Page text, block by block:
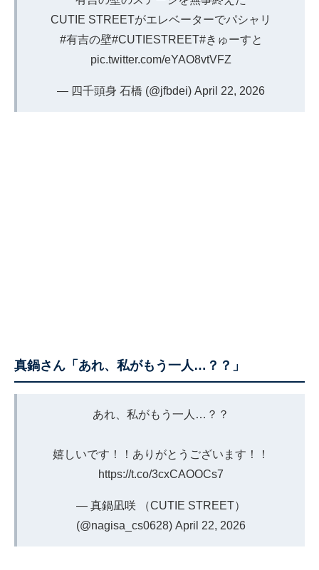
CUTIE STREETがエレベーターでパシャリ
#有吉の壁#CUTIESTREET#きゅーすと
pic.twitter.com/eYAO8vtVFZ
— 四千頭身 石橋 (@jfbdei) April 22, 2026
真鍋さん「あれ、私がもう一人…？？」
あれ、私がもう一人…？？
嬉しいです！！ありがとうございます！！
https://t.co/3cxCAOOCs7
— 真鍋凪咲 （CUTIE STREET）
(@nagisa_cs0628) April 22, 2026